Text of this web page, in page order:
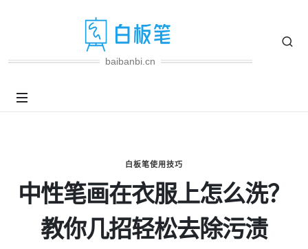
baibanbi.cn
白板笔使用技巧
中性笔画在衣服上怎么洗？
教你几招轻松去除污渍